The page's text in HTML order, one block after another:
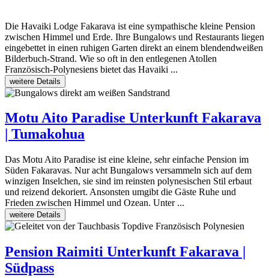
Die Havaiki Lodge Fakarava ist eine sympathische kleine Pension
zwischen Himmel und Erde. Ihre Bungalows und Restaurants liegen
eingebettet in einen ruhigen Garten direkt an einem blendendweißen
Bilderbuch-Strand. Wie so oft in den entlegenen Atollen
Französisch-Polynesiens bietet das Havaiki ...
weitere Details
Motu Aito Paradise Unterkunft Fakarava
| Tumakohua
Das Motu Aito Paradise ist eine kleine, sehr einfache Pension im
Süden Fakaravas. Nur acht Bungalows versammeln sich auf dem
winzigen Inselchen, sie sind im reinsten polynesischen Stil erbaut
und reizend dekoriert. Ansonsten umgibt die Gäste Ruhe und
Frieden zwischen Himmel und Ozean. Unter ...
weitere Details
Pension Raimiti Unterkunft Fakarava |
Südpass